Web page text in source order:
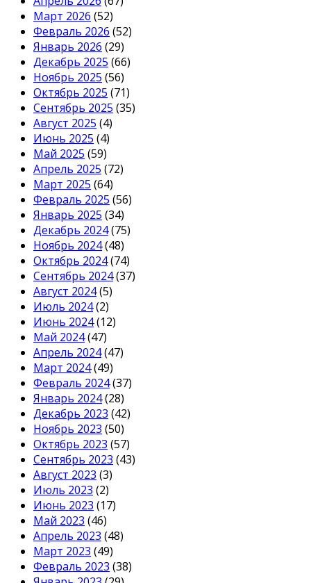
Март 2026 (52)
Февраль 2026 (52)
Январь 2026 (29)
Декабрь 2025 (66)
Ноябрь 2025 (56)
Октябрь 2025 (71)
Сентябрь 2025 (35)
Август 2025 (4)
Июнь 2025 (4)
Май 2025 (59)
Апрель 2025 (72)
Март 2025 (64)
Февраль 2025 (56)
Январь 2025 (34)
Декабрь 2024(75)
Ноябрь 2024(48)
Октябрь 2024(74)
Сентябрь 2024(37)
Август 2024(5)
Июль 2024(2)
Июнь 2024(12)
Май 2024(47)
Апрель 2024(47)
Март 2024(49)
Февраль 2024(37)
Январь 2024(28)
Декабрь 2023 (42)
Ноябрь 2023 (50)
Октябрь 2023 (57)
Сентябрь 2023 (43)
Август 2023 (3)
Июль 2023 (2)
Июнь 2023 (17)
Май 2023 (46)
Апрель 2023 (48)
Март 2023 (49)
Февраль 2023 (38)